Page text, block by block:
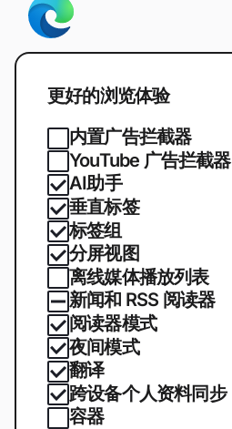
更好的浏览体验
内置广告拦截器
YouTube 广告拦截器
AI助手
垂直标签
标签组
分屏视图
离线媒体播放列表
新闻和 RSS 阅读器
阅读器模式
夜间模式
翻译
跨设备个人资料同步
容器